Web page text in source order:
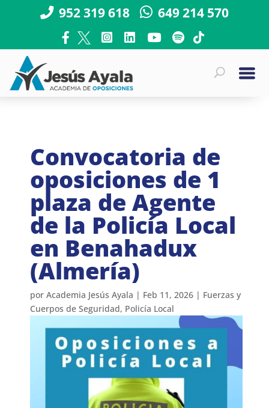
952 319 618 649 214 570
Convocatoria de
oposiciones de 1
plaza de Agente
de la Policía Local
en Benahadux
(Almería)
porAcademia Jesús Ayala | Feb 11, 2026 | Fuerzas y
Cuerpos de Seguridad, Policía Local